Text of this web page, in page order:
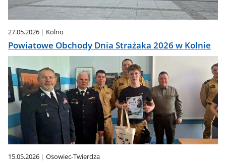
27.05.2026 Kolno
Powiatowe Obchody Dnia Strażaka 2026 w Kolnie
15.05.2026 Osowiec-Twierdza